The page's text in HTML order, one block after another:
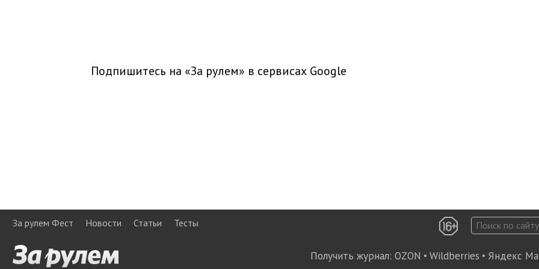
Подпишитесь на «За рулем» в сервисах Google
За рулем Фест Новости Статьи Тесты
Получить журнал: OZON • Wildberries • Яндекс